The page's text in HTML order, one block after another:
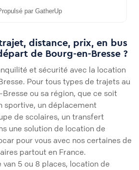
par GatherUp
distance, prix, en bus
de Bourg-en-Bresse ?
et sécurité avec la location
Pour tous types de trajets au
ou sa région, que ce soit
sportive, un déplacement
de scolaires, un transfert
une solution de location de
pour vous avec nos certaines de
partout en France.
van 5 ou 8 places, location de